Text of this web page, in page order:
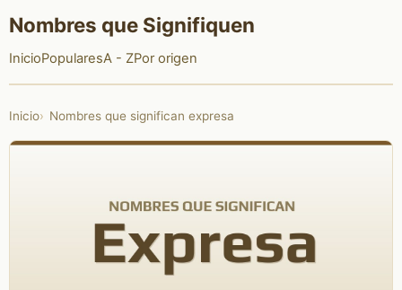
Nombres que Signifiquen
InicioPopularesA - ZPor origen
Inicio Nombres que significan expresa